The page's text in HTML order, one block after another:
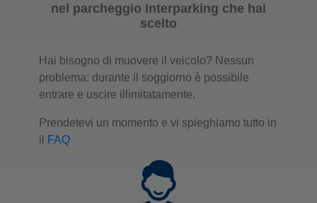
nel parcheggio Interparking che hai
scelto
Hai bisogno di muovere il veicolo? Nessun
problema: durante il soggiorno è possibile
entrare e uscire illimitatamente.
Prendetevi un momento e vi spieghiamo tutto in
il
FAQ